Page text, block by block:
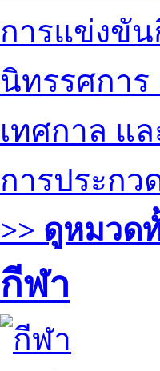
การแข่งขั
นิทรรศกา
เทศกาล แ
การประกว
>> ดูหมวด
กีฬา